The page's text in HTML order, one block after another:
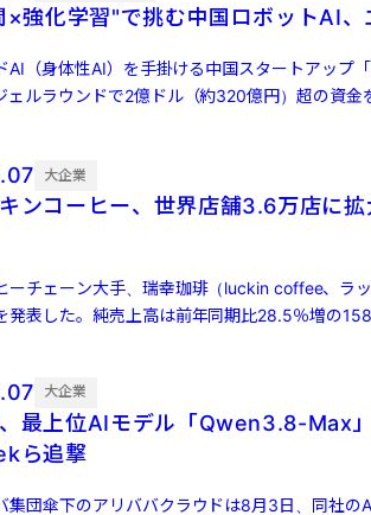
×強化学習"で挑む中国ロボットAI
AI（身体性AI）を手掛ける中国スタートアップ
ェルラウンドで2億ドル（約320億円）超の資金
大企業
ンコーヒー、世界店舗3.6万店に
ーチェーン大手、瑞幸珈琲（luckin coffee、ラ
発表した。純売上高は前年同期比28.5％増の
大企業
最上位AIモデル「Qwen3.8-Max
ら追撃
集団傘下のアリババクラウドは8月3日、同社